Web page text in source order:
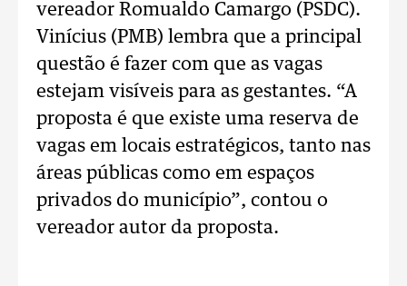
vereador Romualdo Camargo (PSDC).
Vinícius (PMB) lembra que a principal
questão é fazer com que as vagas
estejam visíveis para as gestantes. “A
proposta é que existe uma reserva de
vagas em locais estratégicos, tanto nas
áreas públicas como em espaços
privados do município”, contou o
vereador autor da proposta.